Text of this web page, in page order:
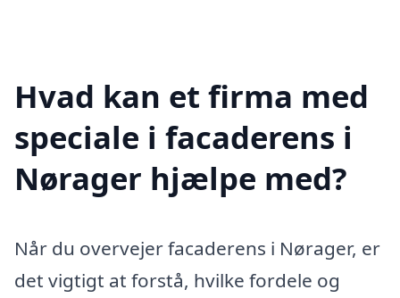
Hvad kan et firma med
speciale i facaderens i
Nørager hjælpe med?
Når du overvejer facaderens i Nørager, er
det vigtigt at forstå, hvilke fordele og